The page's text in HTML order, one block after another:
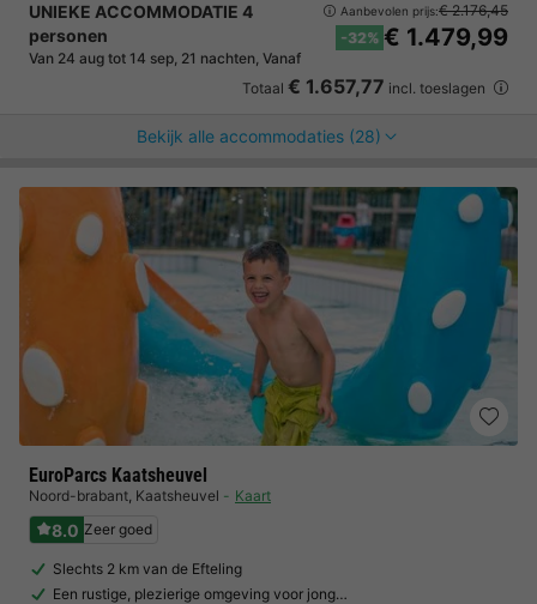
UNIEKE ACCOMMODATIE 4
personen
Van 24 aug tot 14 sep, 21 nachten, Vanaf
Aanbevolen prijs:€ 2.176,45
-32% € 1.479,99
Totaal € 1.657,77 incl. toeslagen
Bekijk alle accommodaties (28)
EuroParcs Kaatsheuvel
Noord-brabant, Kaatsheuvel Kaart
8.0 Zeer goed
Slechts 2 km van de Efteling
Een rustige, plezierige omgeving voor jong…